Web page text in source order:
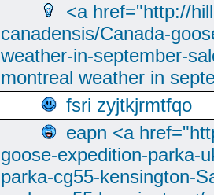
<a href="http://
canadensis/Canada-
weather-in-september-
montreal weather in
fsri zyjtkjrmtfqo
eapn <a
goose-expedition-parka-
parka-cg55-kensington-